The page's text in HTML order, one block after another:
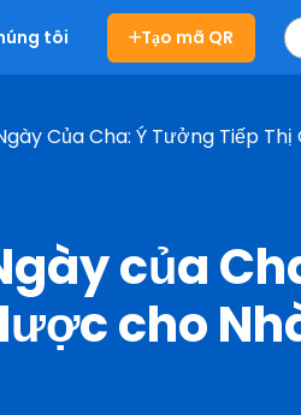
tôi Tạo mã QR
Của Cha: Ý Tưởng Tiếp
của
cho